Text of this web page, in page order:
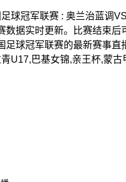
球冠军联赛 : 奥兰治蓝调
据实时更新。比赛结束后
球冠军联赛的最新赛事直
U17,巴基女锦,亲王杯,蒙古